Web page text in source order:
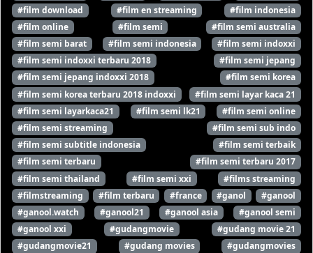
#film download
#film en streaming
#film indonesia
#film online
#film semi
#film semi australia
#film semi barat
#film semi indonesia
#film semi indoxxi
#film semi indoxxi terbaru 2018
#film semi jepang
#film semi jepang indoxxi 2018
#film semi korea
#film semi korea terbaru 2018 indoxxi
#film semi layar kaca 21
#film semi layarkaca21
#film semi lk21
#film semi online
#film semi streaming
#film semi sub indo
#film semi subtitle indonesia
#film semi terbaik
#film semi terbaru
#film semi terbaru 2017
#film semi thailand
#film semi xxi
#films streaming
#filmstreaming
#film terbaru #france #ganol
#ganool
#ganool.watch
#ganool21 #ganool asia
#ganool semi
#ganool xxi
#gudangmovie
#gudang movie 21
#gudangmovie21
#gudang movies
#gudangmovies